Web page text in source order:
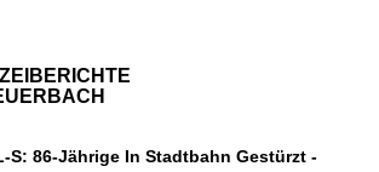
S: 86-Jährige In Stadtbahn Gestürzt -